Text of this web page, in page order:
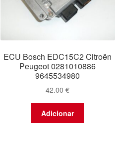
ECU Bosch EDC15C2 Citroën
Peugeot 0281010886
9645534980
42.00€
Adicionar